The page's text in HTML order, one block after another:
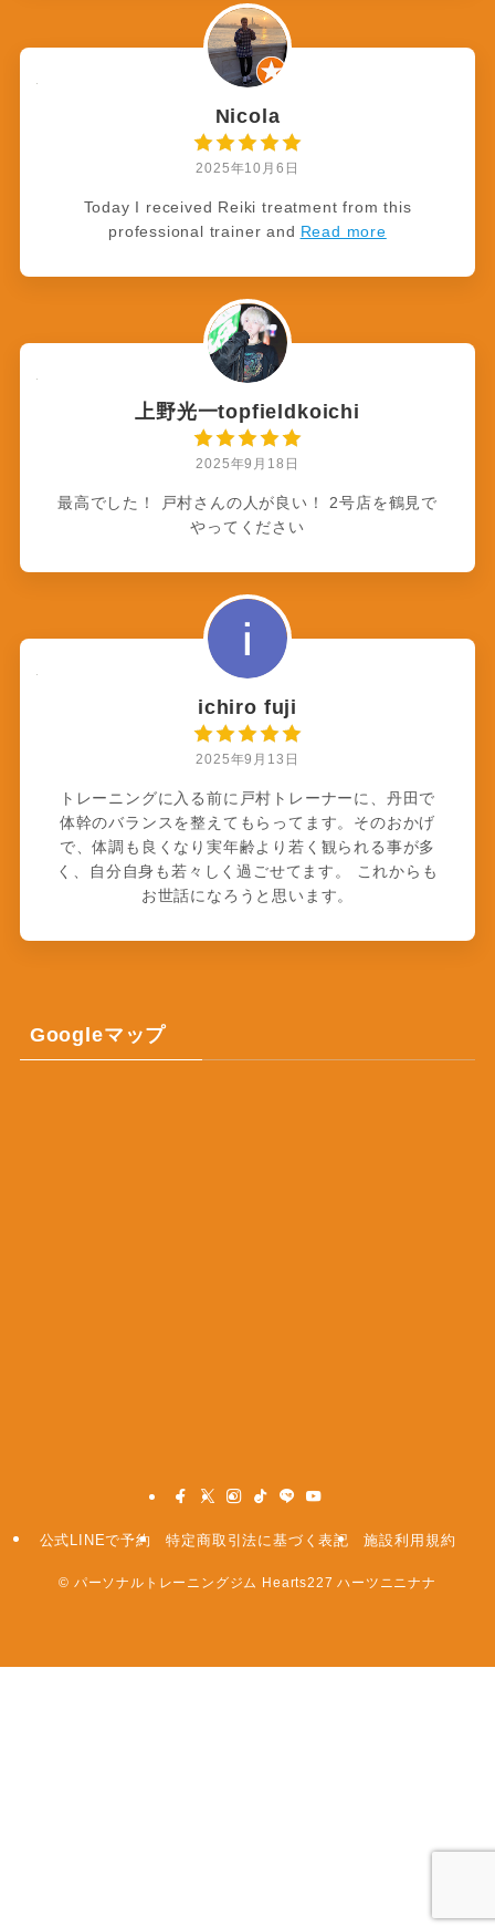
Nicola
2025年10月6日
Today I received Reiki treatment from this
professional trainer and Read more
上野光一topfieldkoichi
2025年9月18日
最高でした！ 戸村さんの人が良い！ 2号店を鶴見で
やってください
ichiro fuji
2025年9月13日
トレーニングに入る前に戸村トレーナーに、丹田で
体幹のバランスを整えてもらってます。そのおかげ
で、体調も良くなり実年齢より若く観られる事が多
く、自分自身も若々しく過ごせてます。 これからも
お世話になろうと思います。
Googleマップ
公式LINEで予約 特定商取引法に基づく表記 施設利用規約
© パーソナルトレーニングジム Hearts227 ハーツニニナナ